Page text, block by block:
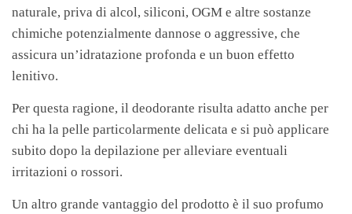
naturale, priva di alcol, siliconi, OGM e altre sostanze
chimiche potenzialmente dannose o aggressive, che
assicura un’idratazione profonda e un buon effetto
lenitivo.
Per questa ragione, il deodorante risulta adatto anche per
chi ha la pelle particolarmente delicata e si può applicare
subito dopo la depilazione per alleviare eventuali
irritazioni o rossori.
Un altro grande vantaggio del prodotto è il suo profumo